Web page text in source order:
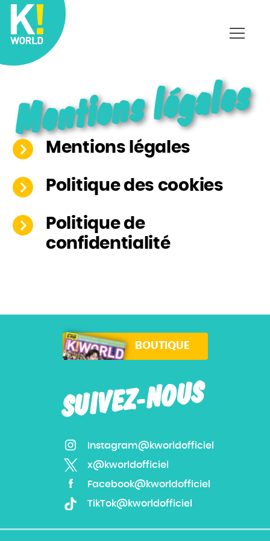
Rechercher
sur
le
Rechercher
Events
Jeux
Mag & livres
Mentions légales
Mentions légales
Politique des cookies
Politique de
confidentialité
SUIVEZ-NOUS
Instagram@kworldofficiel
x@kworldofficiel
Facebook@kworldofficiel
TikTok@kworldofficiel
BOUTIQUE